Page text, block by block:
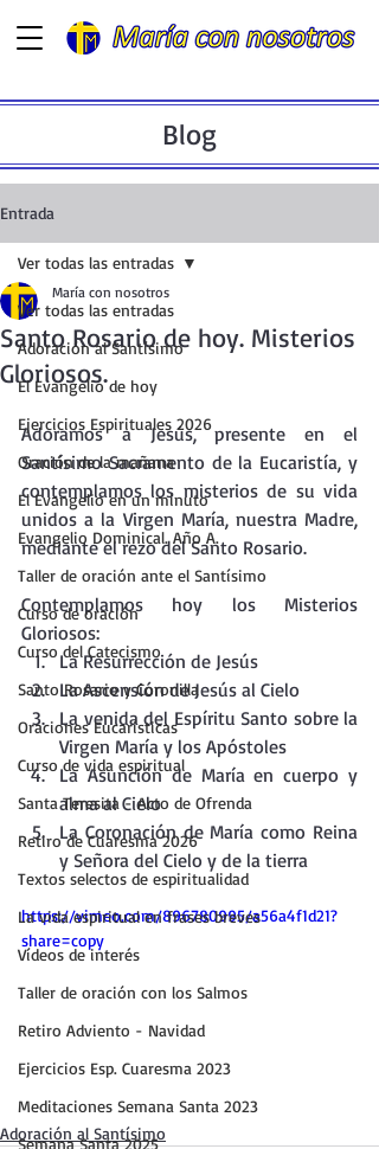
Blog
Entrada
Ver todas las entradas
Adoración al Santísimo
El Evangelio de hoy
Ejercicios Espirituales 2026
Oración de la mañana
El Evangelio en un minuto
Evangelio Dominical. Año A.
Taller de oración ante el Santísimo
Curso de oración
Curso del Catecismo
Santo Rosario y Coronilla
Oraciones Eucarísticas
Curso de vida espiritual
Santa Teresita - Acto de Ofrenda
Retiro de Cuaresma 2026
Textos selectos de espiritualidad
La vida espiritual en frases breves
Vídeos de interés
Taller de oración con los Salmos
Retiro Adviento - Navidad
Ejercicios Esp. Cuaresma 2023
Meditaciones Semana Santa 2023
Semana Santa 2025
Ver todas las entradas
Santo Rosario de hoy. Misterios
Gloriosos.
María con nosotros
Adoramos a Jesús, presente en el
Santísimo Sacramento de la Eucaristía, y
contemplamos los misterios de su vida
unidos a la Virgen María, nuestra Madre,
mediante el rezo del Santo Rosario.
Contemplamos hoy los Misterios
Gloriosos:
La Resurrección de Jesús
La Ascensión de Jesús al Cielo
La venida del Espíritu Santo sobre la
Virgen María y los Apóstoles
La Asunción de María en cuerpo y
alma al Cielo
La Coronación de María como Reina
y Señora del Cielo y de la tierra
https://vimeo.com/896780995/a56a4f1d21?
share=copy
Adoración al Santísimo